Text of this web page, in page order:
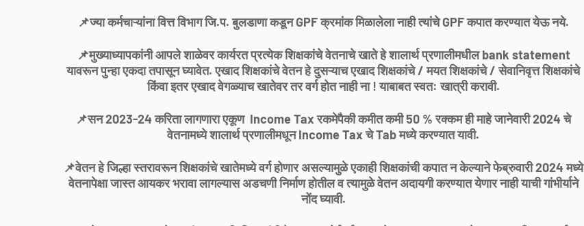
📌ज्या कर्मचाऱ्यांना वित्त विभाग जि.प. बुलडाणा कडून GPF क्रमांक मिळालेला नाही त्यांचे GPF कपात करण्यात येऊ नये.
📌मुख्याध्यापकांनी आपले शाळेवर कार्यरत प्रत्येक शिक्षकांचे वेतनाचे खाते हे शालार्थ प्रणालीमधील bank statement
यावरून पुन्हा एकदा तपासून घ्यावेत. एखाद शिक्षकांचे वेतन हे दुसऱ्याच एखाद शिक्षकांचे / मयत शिक्षकांचे / सेवानिवृत्त शिक्षकांचे
किंवा इतर एखाद वेगळ्याच खातेवर तर वर्ग होत नाही ना ! याबाबत स्वत: खात्री करावी.
📌सन 2023-24 करिता लागणारा एकूण Income Tax रकमेपैकी कमीत कमी 50 % रक्कम ही माहे जानेवारी 2024 चे
वेतनामध्ये शालार्थ प्रणालीमधून Income Tax चे Tab मध्ये करण्यात यावी.
📌वेतन हे जिल्हा स्तरावरून शिक्षकांचे खातेमध्ये वर्ग होणार असल्यामुळे एकाही शिक्षकांची कपात न केल्याने फेब्रुवारी 2024 मध्ये
वेतनापेक्षा जास्त आयकर भरावा लागल्यास अडचणी निर्माण होतील व त्यामुळे वेतन अदायगी करण्यात येणार नाही याची गांभीर्याने
नोंद घ्यावी.